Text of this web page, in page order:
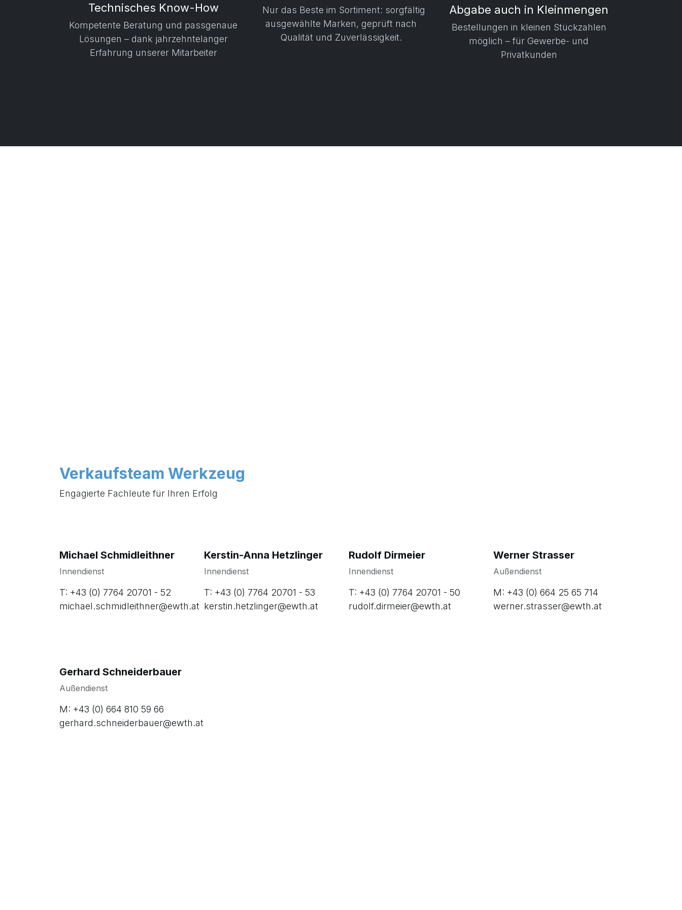
Nur das Beste im Sortiment: sorgfältig
ausgewählte Marken, geprüft nach
Qualität und Zuverlässigkeit.
Technisches Know-How
Kompetente Beratung und passgenaue
Lösungen – dank jahrzehntelanger
Erfahrung unserer Mitarbeiter
Abgabe auch in Kleinmengen
​ Bestellungen in kleinen Stückzahlen
möglich – für Gewerbe- und
Privatkunden
Verkaufsteam Werkzeug
Engagierte Fachleute für Ihren Erfolg
Michael Schmidleithner
Innendienst
T: +43 (0) 7764 20701 - 52
michael.schmidleithner@ewth.at
Kerstin-Anna Hetzlinger
Innendienst
T: +43 (0) 7764 20701 - 53
kerstin.hetzlinger@ewth.at
Rudolf Dirmeier
Innendienst
T: +43 (0) 7764 20701 - 50
rudolf.dirmeier@ewth.at
Werner Strasser
Außendienst
M: +43 (0) 664 25 65 714
werner.strasser@ewth.at
Gerhard Schneiderbauer
Außendienst
M: +43 (0) 664 810 59 66
gerhard.schneiderbauer@ewth.at